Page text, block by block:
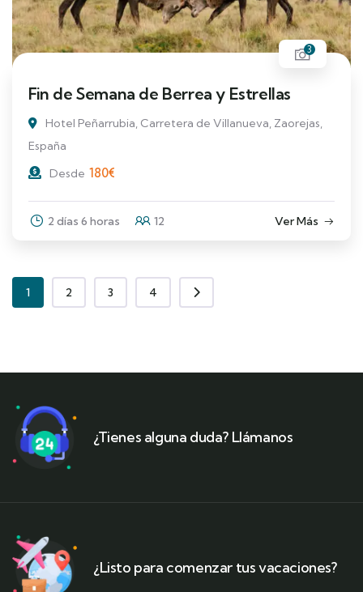
3
Fin de Semana de Berrea y Estrellas
Hotel Peñarrubia, Carretera de Villanueva, Zaorejas,
España
Desde 180€
2 días 6 horas 12 Ver Más
1 2 3 4
¿Tienes alguna duda? Llámanos
¿Listo para comenzar tus vacaciones?